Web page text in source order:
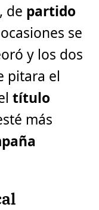
, de partido
se
y los dos
pitara el
título
más